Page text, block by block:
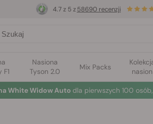
Nasiona
Tyson 2.0
Mix Packs
nasion
4.7 z 5 z 58690 recenzji
White Widow Auto dla pierwszych 100